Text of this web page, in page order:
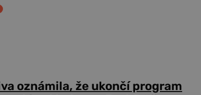
oznámila, že ukončí program